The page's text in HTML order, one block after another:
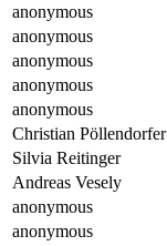
anonymous
anonymous
anonymous
anonymous
anonymous
Christian Pöllendorfer
Silvia Reitinger
Andreas Vesely
anonymous
anonymous